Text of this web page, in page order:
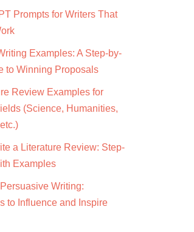
Prompts for Writers That
Examples: A Step-by-
to Winning Proposals
Review Examples for
(Science, Humanities,
a Literature Review: Step-
Examples
Writing:
to Influence and Inspire